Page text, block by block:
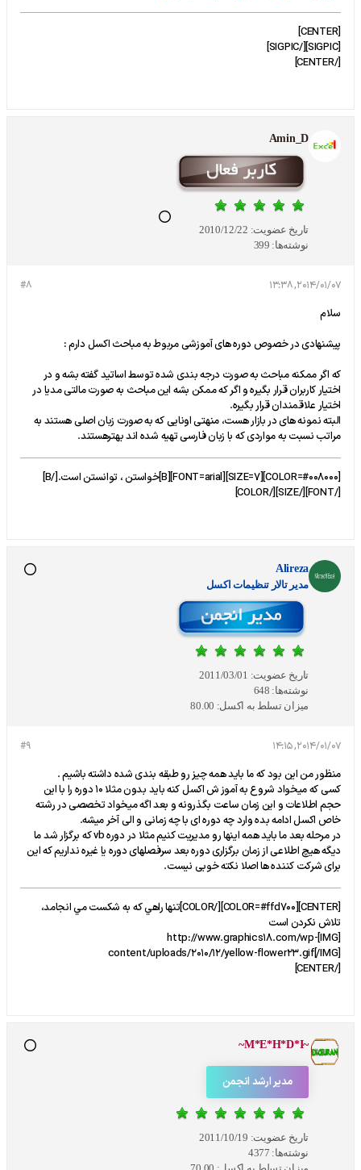
[CENTER]
[SIGPIC][/SIGPIC]
[/CENTER]
Amin_D
تاریخ عضویت: 2010/12/22
نوشته‌ها: 399
#8 2014/01/07, 13:38
سلام
پیشنهادی در خصوص دوره های آموزشی مربوط به مباحث اکسل دارم :
که اگر ممکنه مباحث به صورت درجه بندی شده توسط اساتید گفته بشه و در
اختیار کاربران قرار بگیره و اگر که ممکن بشه این مباحث به صورت مالتی مدیا در
اختیار علاقمندان قرار بگیره.
البته نمونه های در بازار هست، منهتی اونایی که به صورت زبان اصلی هستند به
مراتب نسبت به مواردی که با زبان فارسی تهیه شده اند بهترهستند.
[COLOR=#008000][SIZE=7][FONT=arial][B]خواستن ، توانستن است.[/B]
[/FONT][/SIZE][/COLOR]
Alireza
مدير تالار تنظيمات اكسل
تاریخ عضویت: 2011/03/01
نوشته‌ها: 648
میزان تسلط به اکسل: 80.00
#9 2014/01/07, 14:15
منظور من این بود که ما باید همه چیز رو طبقه بندی شده داشته باشیم .
کسی که میخواد شروع به آموز ش اکسل کنه باید بدون مثلا ۱۰ دوره را با این
حجم اطلاعات و این زمان ساعت بگذرونه و بعد اگه میخواد تخصصی در رشته
خاص اکسل ادامه بده وارد چه دوره ای با چه زمانی و الی آخر میشه.
در مرحله بعد ما باید همه اینها رو مدیریت کنیم مثلا در دوره vb که برگزار شد ما
دیگه هیچ اطلاعی از زمان برگزاری دوره بعد سرفصلهای دوره یا غیره نداریم که این
برای شرکت کننده ها اصلا نکته خوبی نیست.
[CENTER][COLOR=#ffd700]​[/COLOR]تنها راهي که به شکست مي انجامد،
تلاش نکردن است
[IMG]http://www.graphics18.com/wp-
content/uploads/2010/12/yellow-flower23.gif[/IMG]
[/CENTER]
~M*E*H*D*I~
مدیر ارشد انجمن
تاریخ عضویت: 2011/10/19
نوشته‌ها: 4377